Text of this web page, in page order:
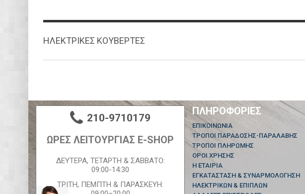
ΗΛΕΚΤΡΙΚΕΣ ΚΟΥΒΕΡΤΕΣ
210-9710179
ΩΡΕΣ ΛΕΙΤΟΥΡΓΙΑΣ E-SHOP
ΔΕΥΤΕΡΑ, ΤΕΤΑΡΤΗ & ΣΑΒΒΑΤΟ:
09:00-14:30
ΤΡΙΤΗ, ΠΕΜΠΤΗ & ΠΑΡΑΣΚΕΥΗ:
ΠΛΗΡΟΦΟΡΊΕΣ
ΕΠΙΚΟΙΝΩΝΊΑ
ΤΡΟΠΟΙ ΠΑΡΑΔΟΣΗΣ-ΠΑΡΑΛΑΒΗΣ
ΤΡΟΠΟΙ ΠΛΗΡΩΜΗΣ
ΟΡΟΙ ΧΡΗΣΗΣ
Η ΕΤΑΙΡΙΑ
ΕΓΚΑΤΑΣΤΑΣΗ & ΣΥΝΑΡΜΟΛΟΓΗΣΗ
ΗΛΕΚΤΡΙΚΩΝ & ΕΠΙΠΛΩΝ